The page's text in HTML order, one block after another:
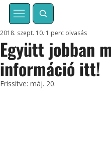
Együtt jobban
információ itt!
2018. szept. 10. 1 perc olvasás
Frissítve:máj. 20.